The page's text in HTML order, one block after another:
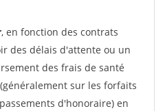
, en fonction des contrats
des délais d'attente ou un
des frais de santé
sur les forfaits
d'honoraire) en